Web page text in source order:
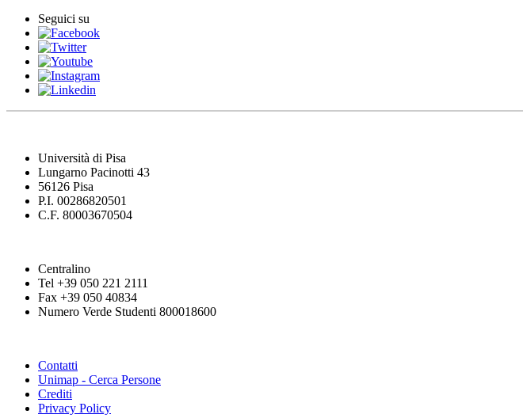
Seguici su
Università di Pisa
Lungarno Pacinotti 43
56126 Pisa
P.I. 00286820501
C.F. 80003670504
Centralino
Tel +39 050 221 2111
Fax +39 050 40834
Numero Verde Studenti 800018600
Contatti
Unimap - Cerca Persone
Crediti
Privacy Policy